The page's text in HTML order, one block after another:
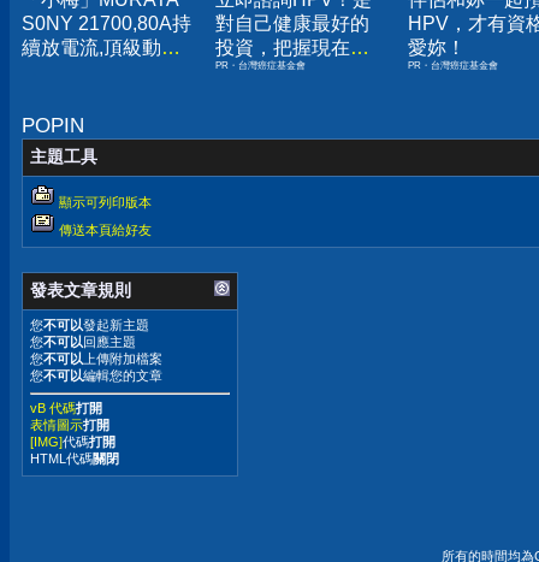
S0NY 21700,80A持
續放電流,頂級動力
US21700VTC6
對自己健康最好的
投資，把握現在不
嫌晚！
PR・台灣癌症基金會
HPV，才有資
愛妳！
PR・台灣癌症基金會
POPIN
主題工具
顯示可列印版本
傳送本頁給好友
發表文章規則
您不可以發起新主題
您不可以 回應主題
您不可以 上傳附加檔案
您不可以編輯您的文章
vB 代碼打開
表情圖示打開
[IMG]代碼打開
HTML代碼關閉
所有的時間均為